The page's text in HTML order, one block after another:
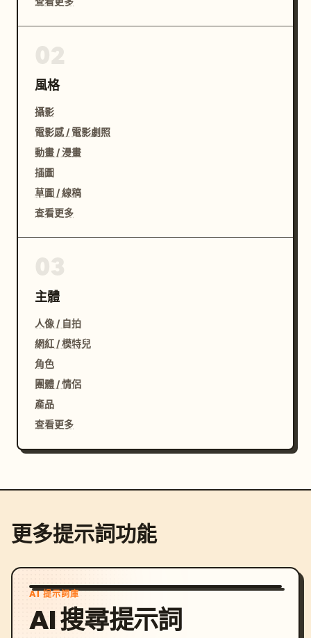
風格
攝影
電影感 / 電影劇照
動畫 / 漫畫
插圖
草圖 / 線稿
查看更多
主體
人像 / 自拍
網紅 / 模特兒
角色
團體 / 情侶
產品
查看更多
更多提示詞功能
AI 提示詞庫
AI 搜尋提示詞